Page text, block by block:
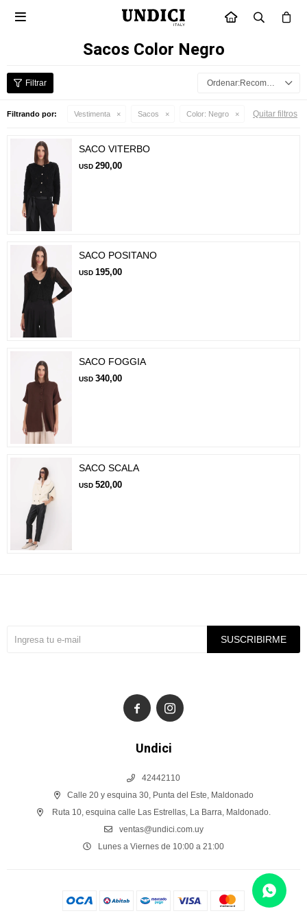
INICIO

Sacos Color Negro
Recomendados
Filtrando por: Vestimenta Sacos Color: Negro Quitar filtros
SACO VITERBO
USD 290,00
SACO POSITANO
USD 195,00
SACO FOGGIA
USD 340,00
SACO SCALA
USD 520,00
Undici
42442110
Calle 20 y esquina 30, Punta del Este, Maldonado
Ruta 10, esquina calle Las Estrellas, La Barra, Maldonado.
ventas@undici.com.uy
Lunes a Viernes de 10:00 a 21:00
SUSCRIBIRME
 